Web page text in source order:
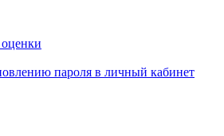
оценки
пароля в личный кабинет